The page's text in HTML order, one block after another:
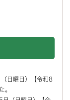
日曜日）【令和8
。